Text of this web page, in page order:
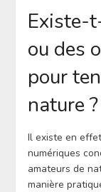
Existe-
ou des
pour
nature ?
Il existe en
numériques
amateurs de
manière